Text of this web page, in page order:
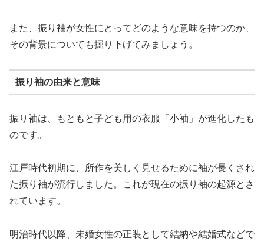
また、振り袖が女性にとってどのような意味を持つのか、
その背景についても掘り下げてみましょう。
振り袖の由来と意味
振り袖は、もともと子ども用の衣服「小袖」が進化したも
のです。
江戸時代初期に、所作を美しく見せるために袖が長くされ
た振り袖が流行しました。これが現在の振り袖の起源とさ
れています。
明治時代以降、未婚女性の正装として結納や結婚式などで